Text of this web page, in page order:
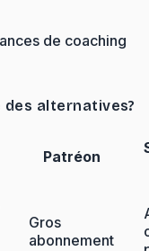
de coaching
alternatives?
Patréon
Gros
abonnement